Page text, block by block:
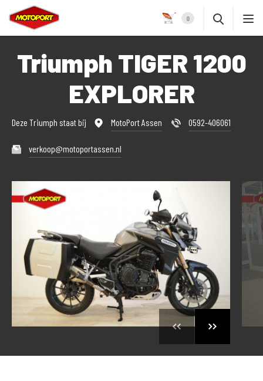
0
Triumph TIGER 1200
EXPLORER
Deze Triumph staat bij MotoPort Assen 0592-406061
verkoop@motoportassen.nl